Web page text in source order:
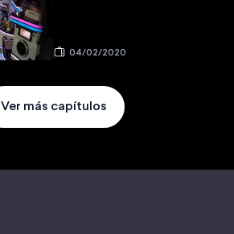
04/02/2020
Ver más capítulos